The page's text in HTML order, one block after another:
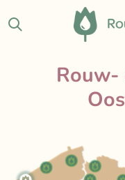
Ga
direct
hoofdinhoudRouw-